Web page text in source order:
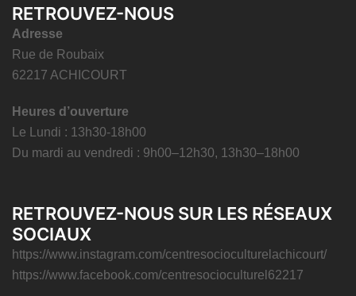
RETROUVEZ-NOUS
Adresse
Rue de Roubaix
62217 ACHICOURT
Heures d’ouverture
Le Lundi : 13h30-18h00
Du mardi au vendredi : 9h00–12h30, 13h30–18h00
RETROUVEZ-NOUS SUR LES RÉSEAUX
SOCIAUX
https://www.instagram.com/centresocioculturelachicourt/
https://www.facebook.com/centresocioculturel62217